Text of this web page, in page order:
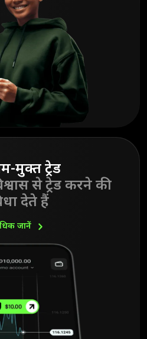
मुक्त ट्रेड
से ट्रेड करने की
देते हैं
जानें